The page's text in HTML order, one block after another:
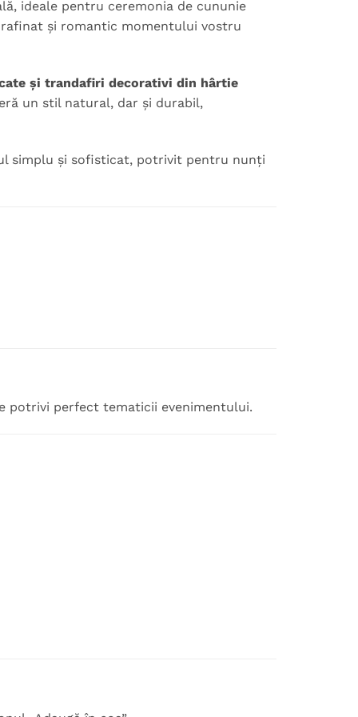
ideale pentru ceremonia de cununie
rafinat și romantic momentului vostru
și trandafiri decorativi din hârtie
un stil natural, dar și durabil,
simplu și sofisticat, potrivit pentru nunți
potrivi perfect tematicii evenimentului.